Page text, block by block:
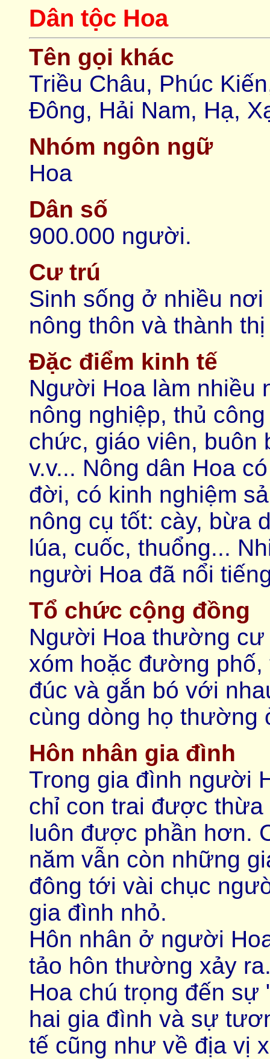
Dân tộc Hoa
Tên gọi khác
Triều Châu, Phúc
Đông, Hải Nam, Hạ,
Nhóm ngôn ngữ
Hoa
Dân số
900.000 người.
Cư trú
Sinh sống ở nhiều
nông thôn và thành thị
Đặc điểm kinh tế
Người Hoa làm nhiều
nông nghiệp, thủ
chức, giáo viên, buôn
v.v... Nông dân Hoa
đời, có kinh nghiệm
nông cụ tốt: cày, bừa
lúa, cuốc, thuổng...
người Hoa đã nổi
Tổ chức cộng đồng
Người Hoa thường cư
xóm hoặc đường
đúc và gắn bó với
cùng dòng họ thường
Hôn nhân gia đình
Trong gia đình người
chỉ con trai được
luôn được phần hơn.
năm vẫn còn những
đông tới vài chục
gia đình nhỏ.
Hôn nhân ở người
tảo hôn thường xảy
Hoa chú trọng đến
hai gia đình và sự
tế cũng như về địa vị